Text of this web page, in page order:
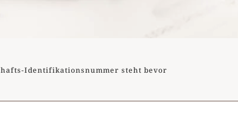
Identifikationsnummer steht bevor